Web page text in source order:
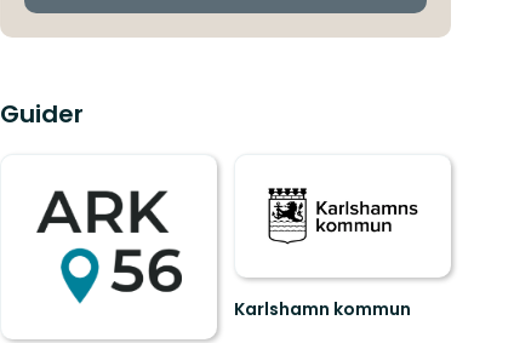
Guider
Karlshamn kommun